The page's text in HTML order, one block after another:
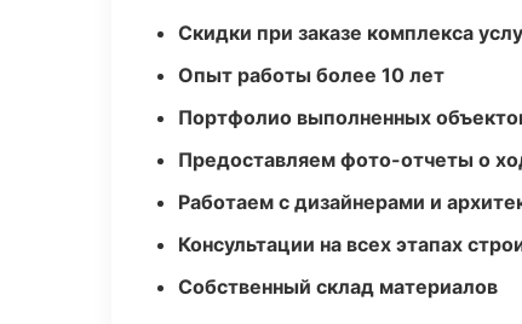
Скидки при заказе комплекса
Опыт работы более 10 лет
Портфолио выполненных
Предоставляем фото-отчеты о
Работаем с дизайнерами и
Консультации на всех этапах
Собственный склад материалов